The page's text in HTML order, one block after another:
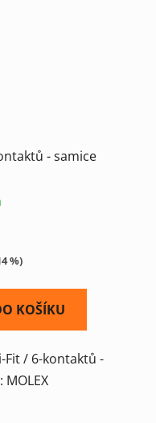
- samice
%)
KOŠÍKU
Fit / 6-kontaktů -